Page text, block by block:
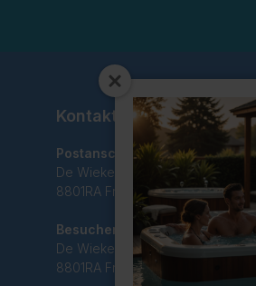
Kontakt
Postanschrift
De Wieken 29C
8801RA Franeker
Besucheradresse
De Wieken 29C
8801RA Franeker